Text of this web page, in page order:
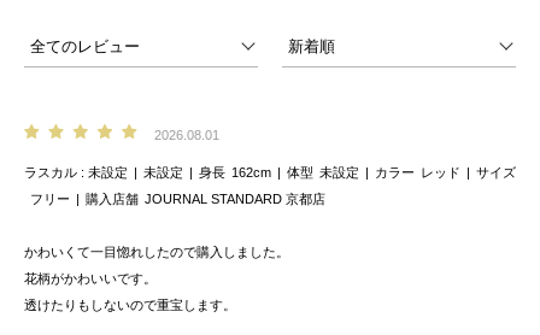
2026.08.01
ラスカル 未設定 未設定 身長 162cm 体型 未設定 カラー レッド
サイズ
フリー
購入店舗 JOURNAL STANDARD 京都店
かわいくて一目惚れしたので購入しました。
花柄がかわいいです。
透けたりもしないので重宝します。